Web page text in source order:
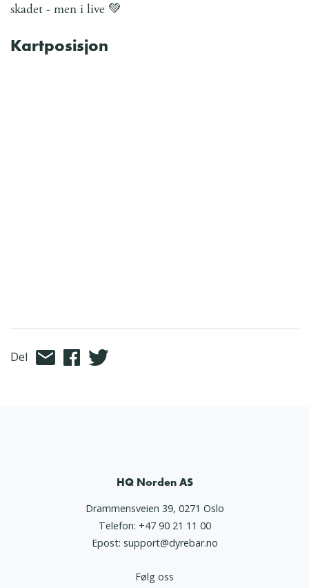
skadet - men i live 💚
Kartposisjon
Del
HQ Norden AS
Drammensveien 39, 0271 Oslo
Telefon: +47 90 21 11 00
Epost: support@dyrebar.no
Følg oss